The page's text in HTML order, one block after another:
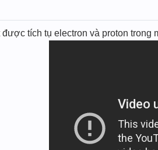
tích tụ electron và proton trong